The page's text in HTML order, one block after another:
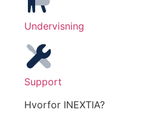
Undervisning
Support
Hvorfor INEXTIA?